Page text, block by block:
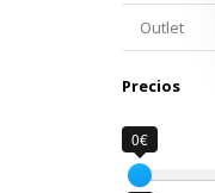
Outlet
Precios
0€